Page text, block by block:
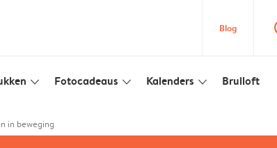
Blog
slim_arrow_down Fotocadeaus slim_arrow_down Kalenders slim_arrow_down Bruiloft
in beweging